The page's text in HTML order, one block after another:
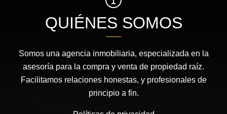
QUIÉNES SOMOS
Somos una agencia inmobiliaria, especializada en la
asesoría para la compra y venta de propiedad raíz.
Facilitamos relaciones honestas, y profesionales de
principio a fin.